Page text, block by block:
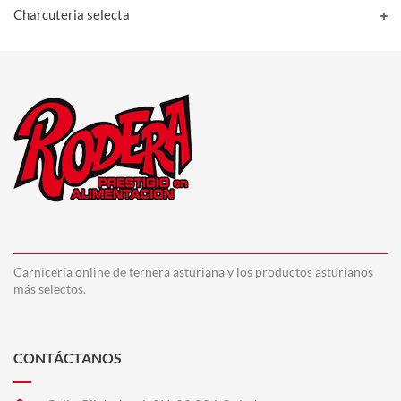
Charcuteria selecta
Carnicería online de ternera asturiana y los productos asturianos
más selectos.
CONTÁCTANOS